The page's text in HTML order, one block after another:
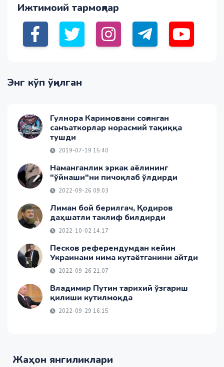
Ижтимоий тармоқлар
Энг кўп ўқилган
Гулнора Каримовани соғинган
санъаткорлар норасмий тақиққа
тушди
2019-07-19 15:40
Наманганлик эркак аёлининг
"ўйнаши"ни пичоқлаб ўлдирди
2022-09-26 09:03
Лиман бой берилгач, Қодиров
даҳшатли таклиф билдирди
2022-10-02 14:17
Песков референдумдан кейин
Украинани нима кутаётганини айтди
2022-09-26 21:07
Владимир Путин тарихий ўзгариш
қилиши кутилмоқда
2022-09-29 16:15
Жаҳон янгиликлари